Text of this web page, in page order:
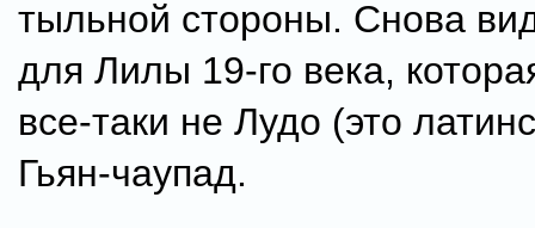
тыльной стороны. Снова
для Лилы 19-го века,
все-таки не Лудо (это
Гьян-чаупад.